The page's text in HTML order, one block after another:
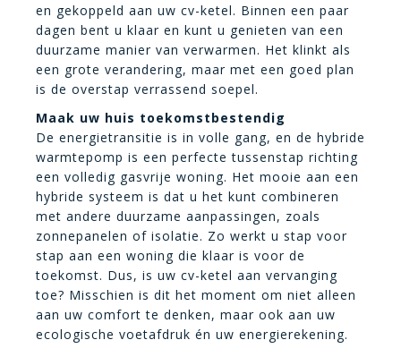
en gekoppeld aan uw cv-ketel. Binnen een paar
dagen bent u klaar en kunt u genieten van een
duurzame manier van verwarmen. Het klinkt als
een grote verandering, maar met een goed plan
is de overstap verrassend soepel.
Maak uw huis toekomstbestendig
De energietransitie is in volle gang, en de hybride
warmtepomp is een perfecte tussenstap richting
een volledig gasvrije woning. Het mooie aan een
hybride systeem is dat u het kunt combineren
met andere duurzame aanpassingen, zoals
zonnepanelen of isolatie. Zo werkt u stap voor
stap aan een woning die klaar is voor de
toekomst. Dus, is uw cv-ketel aan vervanging
toe? Misschien is dit het moment om niet alleen
aan uw comfort te denken, maar ook aan uw
ecologische voetafdruk én uw energierekening.